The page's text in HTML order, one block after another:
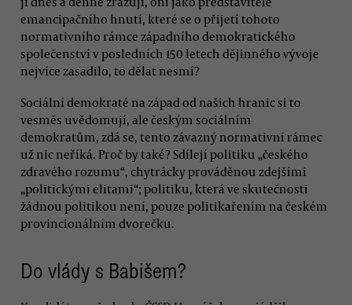
emancipačního hnutí, které se o přijetí tohoto
normativního rámce západního demokratického
společenství v posledních 150 letech dějinného vývoje
nejvíce zasadilo, to dělat nesmí?
Sociální demokraté na západ od našich hranic si to
vesměs uvědomují, ale českým sociálním
demokratům, zdá se, tento závazný normativní rámec
už nic neříká. Proč by také? Sdílejí politiku „českého
zdravého rozumu“, chytrácky prováděnou zdejšími
„politickými elitami“; politiku, která ve skutečnosti
žádnou politikou není, pouze politikařením na českém
provincionálním dvorečku.
Do vlády s Babišem?